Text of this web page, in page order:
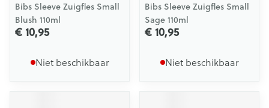
Bibs Sleeve Zuigfles Small
Blush 110ml
€ 10,95
Niet beschikbaar
Bibs Sleeve Zuigfles Small
Sage 110ml
€ 10,95
Niet beschikbaar